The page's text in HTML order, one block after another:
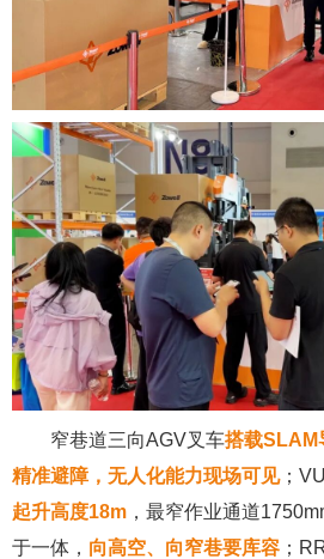
窄巷道三向AGV叉车搭载SLAM
精准避障，无人化能力现场可见；
起升高度18m ，最窄作业通道
于一体， 向高空、 向窄巷要库容 ；